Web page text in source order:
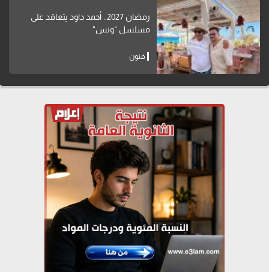
رمضان 2027.. أحمد داود يتعاقد على
مسلسل "ونس"
فنون